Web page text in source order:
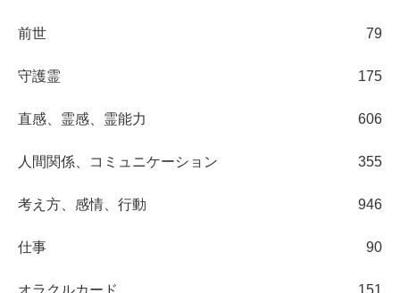
前世 79
守護霊 175
直感、霊感、霊能力 606
人間関係、コミュニケーション 355
考え方、感情、行動 946
仕事 90